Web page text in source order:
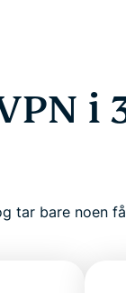
i
tar bare noen